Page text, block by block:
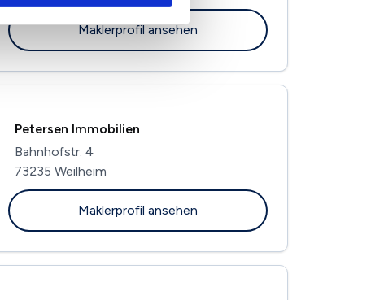
Maklerprofil ansehen
Petersen Immobilien
Bahnhofstr. 4
73235 Weilheim
Maklerprofil ansehen